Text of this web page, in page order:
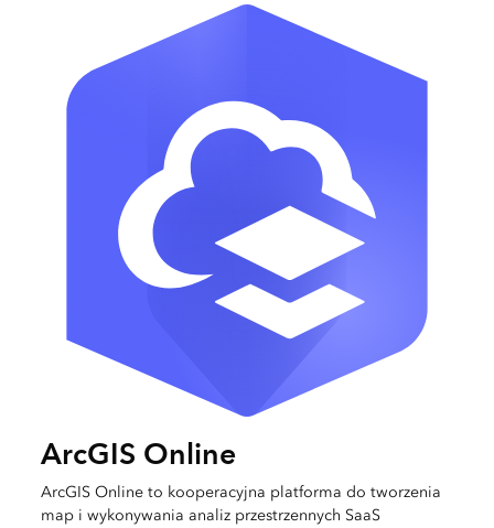
ArcGIS Online
ArcGIS Online to kooperacyjna platforma do tworzenia
map i wykonywania analiz przestrzennych SaaS